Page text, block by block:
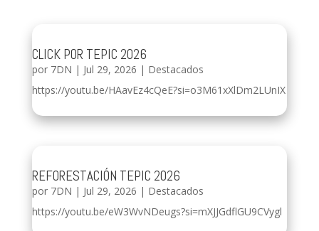
CLICK POR TEPIC 2026
por 7DN | Jul 29, 2026 | Destacados
https://youtu.be/HAavEz4cQeE?si=o3M61xXlDm2LUnIX
REFORESTACIÓN TEPIC 2026
por 7DN | Jul 29, 2026 | Destacados
https://youtu.be/eW3WvNDeugs?si=mXJJGdflGU9CVygl